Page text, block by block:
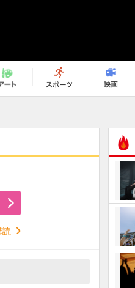
読ｎｄ ｃｌｕｂ